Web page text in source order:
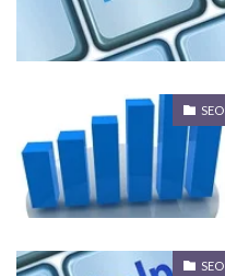
SEO
SEO